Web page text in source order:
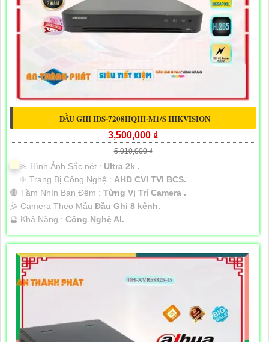
ĐẦU GHI IDS-7208HQHI-M1/S HIKVISION
3,500,000 ₫
5,010,000 ₫
🔆 Hình Ảnh Sắc nét : Ultra 2k .
⚛️ Trang Bị Công Nghệ : AHD CVI TVI BCS.
🔴 Tầm Nhìn Ban Đêm : Từng Vị Trí Camera .
🤹 Camera Theo Mẫu Đầu Ghi 8 kênh.
️🔮 Khả Năng : Công Nghệ AI.